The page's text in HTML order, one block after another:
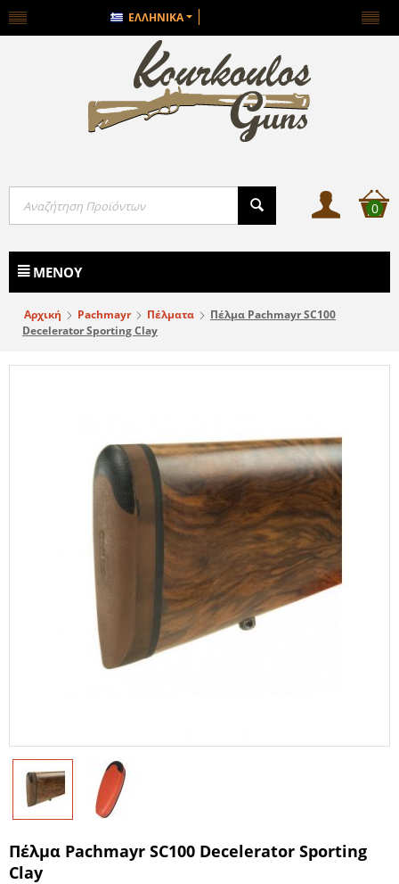
ΕΛΛΗΝΙΚΆ
0
ΜΕΝΟΎ
Αρχική Pachmayr Πέλματα
Πέλμα Pachmayr SC100
Decelerator Sporting Clay
Πέλμα Pachmayr SC100 Decelerator Sporting
Clay